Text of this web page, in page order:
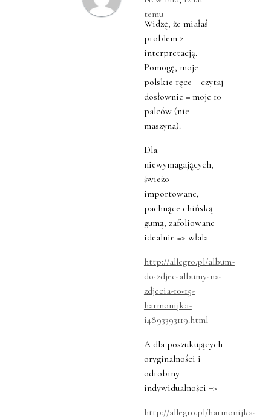
temu
Widzę, że miałaś
problem z
interpretacją.
Pomogę, moje
polskie ręce = czytaj
dosłownie = moje 10
palców (nie
maszyna).
Dla
niewymagających,
świeżo
importowane,
pachnące chińską
gumą, zafoliowane
idealnie => włala
http://allegro.pl/album-
do-zdjec-albumy-na-
zdjecia-10×15-
harmonijka-
i4893393119.html
A dla poszukujących
oryginalności i
odrobiny
indywidualności =>
http://allegro.pl/harmonijka-